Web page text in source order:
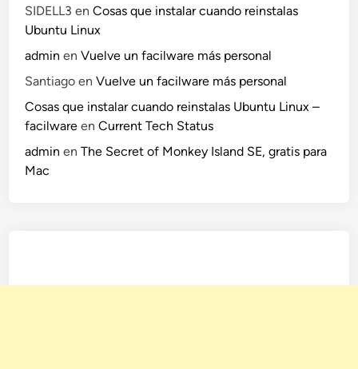
SIDELL3 enCosas que instalar cuando reinstalas
Ubuntu Linux
admin enVuelve un facilware más personal
Santiago enVuelve un facilware más personal
Cosas que instalar cuando reinstalas Ubuntu Linux –
facilware enCurrent Tech Status
admin enThe Secret of Monkey Island SE, gratis para
Mac